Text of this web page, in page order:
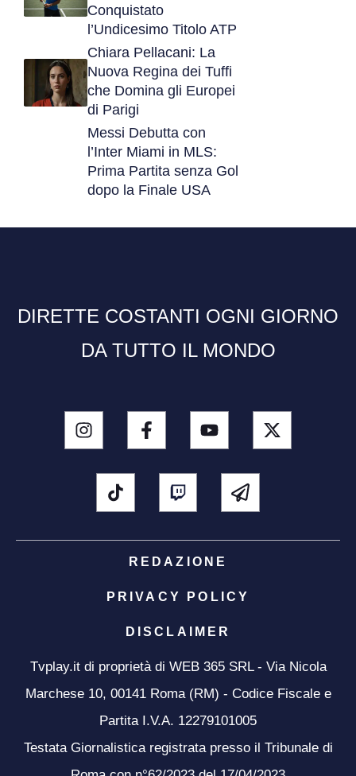
Conquistato
l’Undicesimo Titolo ATP
Chiara Pellacani: La
Nuova Regina dei Tuffi
che Domina gli Europei
di Parigi
Messi Debutta con
l’Inter Miami in MLS:
Prima Partita senza Gol
dopo la Finale USA
DIRETTE COSTANTI OGNI GIORNO
DA TUTTO IL MONDO
REDAZIONE
PRIVACY POLICY
DISCLAIMER
Tvplay.it di proprietà di WEB 365 SRL - Via Nicola
Marchese 10, 00141 Roma (RM) - Codice Fiscale e
Partita I.V.A. 12279101005
Testata Giornalistica registrata presso il Tribunale di